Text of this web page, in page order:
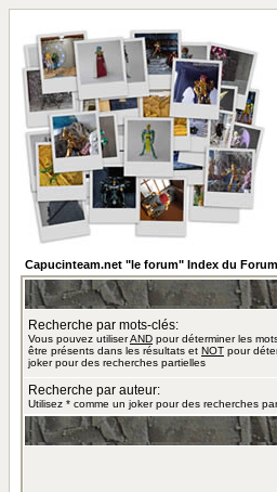
Capucinteam.net "le forum" Index du Forum
Recherche par mots-clés:
Vous pouvez utiliserAND pour déterminer les
être présents dans les résultats et NOT pour
joker pour des recherches partielles
Recherche par auteur:
Utilisez * comme un joker pour des recherches